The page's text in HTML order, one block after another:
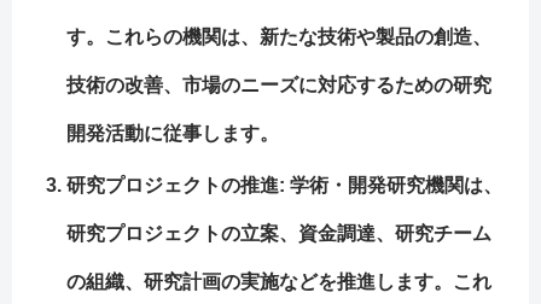
す。これらの機関は、新たな技術や製品の創造、
技術の改善、市場のニーズに対応するための研究
開発活動に従事します。
研究プロジェクトの推進: 学術・開発研究機関は、
研究プロジェクトの立案、資金調達、研究チーム
の組織、研究計画の実施などを推進します。これ